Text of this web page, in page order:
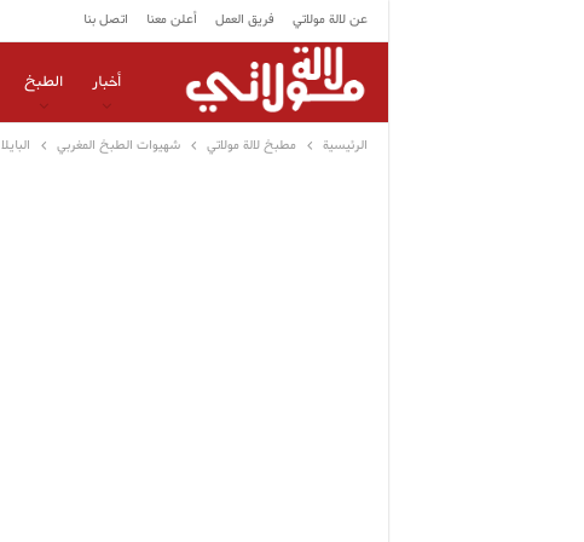
عن لالة مولاتي فريق العمل أعلن معنا اتصل بنا
أخبار الطبخ
الرئيسية مطبخ لالة مولاتي شهيوات الطبخ المغربي البايلا